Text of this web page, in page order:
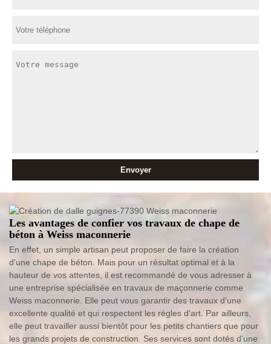
Les avantages de confier vos travaux de chape de
béton à Weiss maconnerie
En effet, un simple artisan peut proposer de faire la création
d'une chape de béton. Mais pour un résultat optimal et à la
hauteur de vos attentes, il est recommandé de vous adresser à
une entreprise spécialisée en travaux de maçonnerie comme
Weiss maconnerie. Elle peut vous garantir des travaux d'une
excellente qualité et qui respectent les règles d'art. Par ailleurs,
elle peut travailler aussi bientôt pour les petits chantiers que pour
les grands projets de construction. Ses services sont dotés d'une